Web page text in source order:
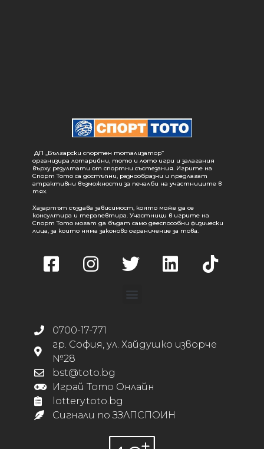
ДП „Български спортен тотализатор“
организира лотарийни, тото и лото игри и залагания
върху резултати от спортни състезания. Игрите на
Спорт Тото са достъпни, разнообразни и предлагат
атрактивни възможности за печалби на участниците в
тях.
Хазартът създава зависимост, която може да се
консултира и терапевтира. Участници в игрите на
Спорт Тото могат да бъдат само дееспособни физически
лица, за които няма законово ограничение за това.
0700-17-771
гр. София, ул. Хайдушко изворче
№28
bst@toto.bg
Играй Тото Онлайн
lottery.toto.bg
Сигнали по ЗЗЛПСПОИН